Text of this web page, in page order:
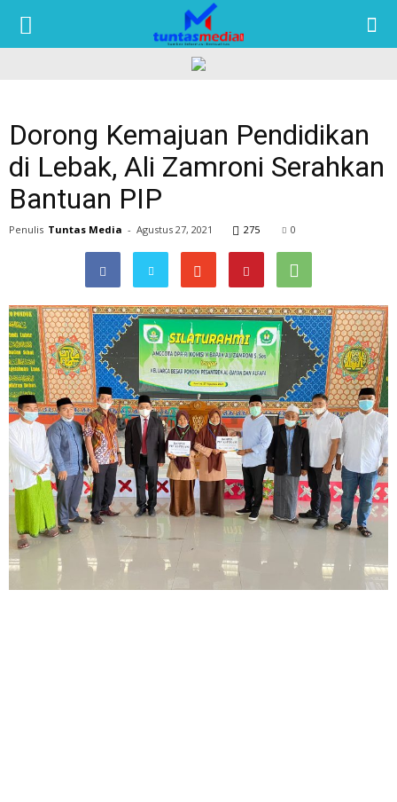
Dorong Kemajuan Pendidikan
di Lebak, Ali Zamroni Serahkan
Bantuan PIP
Penulis Tuntas Media - Agustus 27, 2021 275 0